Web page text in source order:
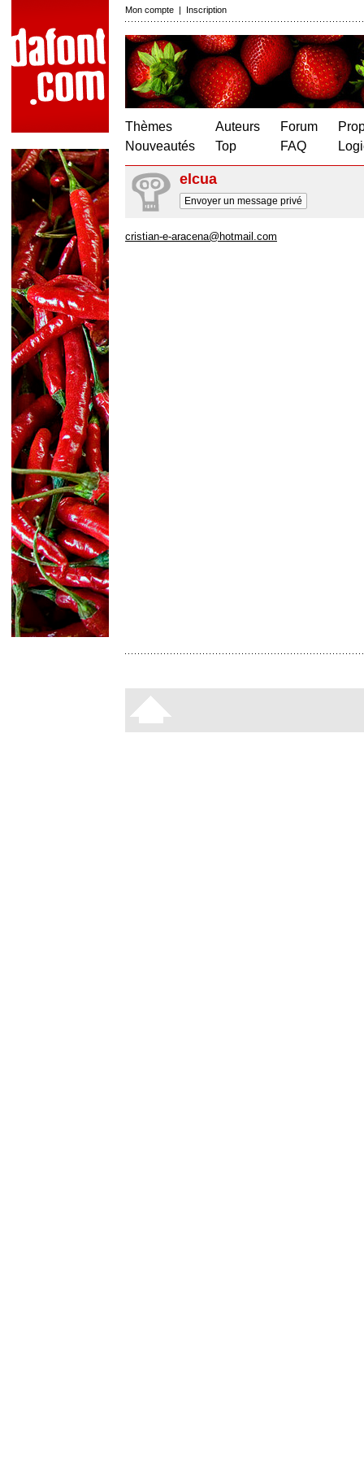
Mon compte | Inscription
Thèmes
Nouveautés
Auteurs
Top
Forum
FAQ
elcua
Envoyer un message privé
cristian-e-aracena@hotmail.com